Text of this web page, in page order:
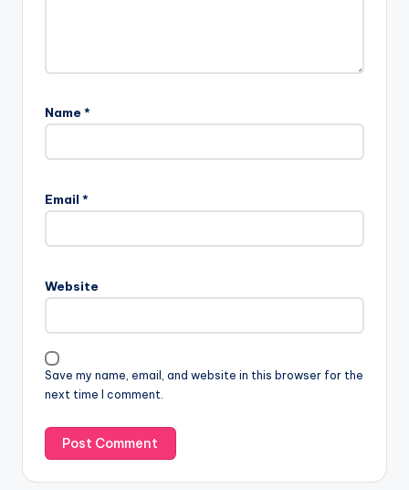
Name *
Email *
Website
Save my name, email, and website in this browser for the
next time I comment.